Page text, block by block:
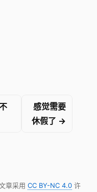
感觉需要
休假了 →
章采用 CC BY-NC 4.0许